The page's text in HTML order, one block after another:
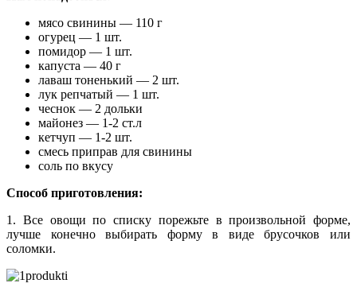
мясо свинины — 110 г
огурец — 1 шт.
помидор — 1 шт.
капуста — 40 г
лаваш тоненький — 2 шт.
лук репчатый — 1 шт.
чеснок — 2 дольки
майонез — 1-2 ст.л
кетчуп — 1-2 шт.
смесь приправ для свинины
соль по вкусу
Способ приготовления:
1. Все овощи по списку порежьте в произвольной форме,
лучше конечно выбирать форму в виде брусочков или
соломки.